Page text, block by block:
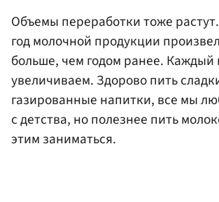
Объемы переработки тоже
год молочной продукции
больше, чем годом ранее. Каждый
увеличиваем. Здорово пить
газированные напитки, все мы
с детства, но полезнее пить
этим заниматься.